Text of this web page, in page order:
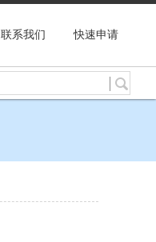
联系我们 快速申请